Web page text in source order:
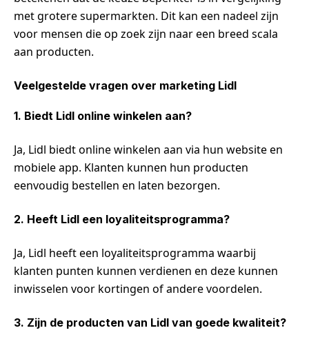
met grotere supermarkten. Dit kan een nadeel zijn
voor mensen die op zoek zijn naar een breed scala
aan producten.
Veelgestelde vragen over marketing Lidl
1. Biedt Lidl online winkelen aan?
Ja, Lidl biedt online winkelen aan via hun website en
mobiele app. Klanten kunnen hun producten
eenvoudig bestellen en laten bezorgen.
2. Heeft Lidl een loyaliteitsprogramma?
Ja, Lidl heeft een loyaliteitsprogramma waarbij
klanten punten kunnen verdienen en deze kunnen
inwisselen voor kortingen of andere voordelen.
3. Zijn de producten van Lidl van goede kwaliteit?